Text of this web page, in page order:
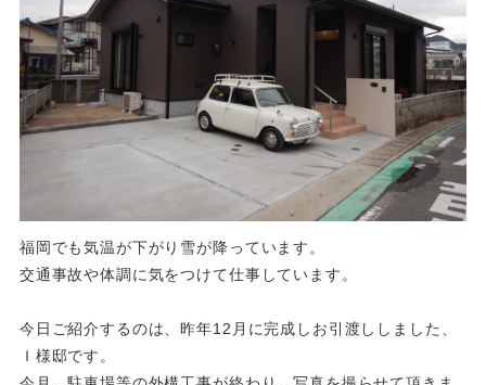
福岡でも気温が下がり雪が降っています。
交通事故や体調に気をつけて仕事しています。
今日ご紹介するのは、昨年12月に完成しお引渡ししました、
Ｉ様邸です。